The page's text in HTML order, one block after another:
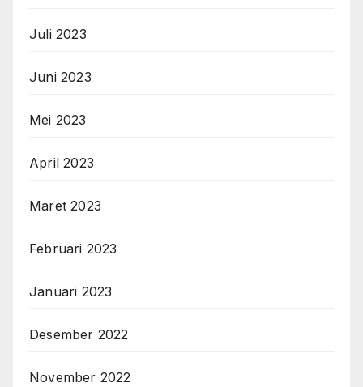
Juli 2023
Juni 2023
Mei 2023
April 2023
Maret 2023
Februari 2023
Januari 2023
Desember 2022
November 2022